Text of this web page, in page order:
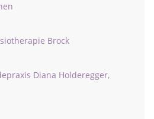
Brock
Diana Holderegger,